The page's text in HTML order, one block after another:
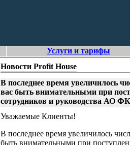
Услуги и тарифы
Новости Profit House
В последнее время увеличилось
вас быть внимательными при
сотрудников и руководства АО
Уважаемые Клиенты!
В последнее время увеличилось
быть внимательными при